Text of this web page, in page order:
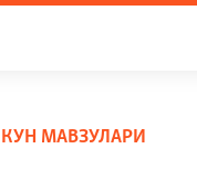
КУН МАВЗУЛАРИ